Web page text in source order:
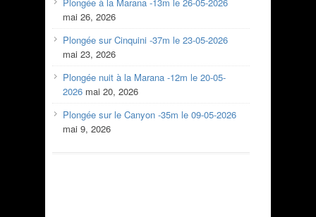
mai 26, 2026
Plongée sur Cinquini -37m le 23-05-2026
mai 23, 2026
Plongée nuit à la Marana -12m le 20-05-
2026 mai 20, 2026
Plongée sur le Canyon -35m le 09-05-2026
mai 9, 2026